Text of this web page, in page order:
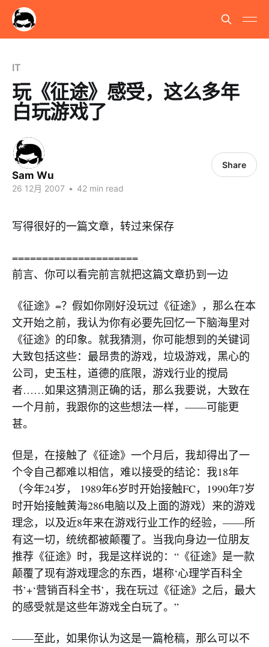
IT
玩《征途》感受，这么多年
白玩游戏了
Sam Wu
26 12月 2007 • 42 min read
Share
写得很好的一篇文章，转过来保存
=====================
前言、你可以看完前言就把这篇文章扔到一边
《征途》=？假如你刚好没玩过《征途》，那么在本
文开始之前，我认为你有必要先回忆一下脑海里对
《征途》的印象。就我猜测，你可能想到的关键词
大致包括这些：最昂贵的游戏，垃圾游戏，黑心的
公司，史玉柱，道德的底限，游戏行业的搅局
者……如果这猜测正确的话，那么我要说，大致在
一个月前，我跟你的这些想法一样，——可能更
甚。
但是，在接触了《征途》一个月后，我却得出了一
个令自己都难以相信，难以接受的结论：我18年
（今年24岁， 1989年6岁时开始接触FC，1990年7岁
时开始接触黄海286电脑以及上面的游戏）来的游戏
理念，以及近8年来在游戏行业工作的经验，——所
有这一切，统统都被颠覆了。当我向身边一位朋友
推荐《征途》时，我是这样说的：“《征途》是一款
颠覆了现有游戏理念的东西，堪称‘心理学百科全
书’+‘营销百科全书’，我在玩过《征途》之后，最大
的感受就是这些年游戏全白玩了。”
——至此，如果你认为这是一篇枪稿，那么可以不